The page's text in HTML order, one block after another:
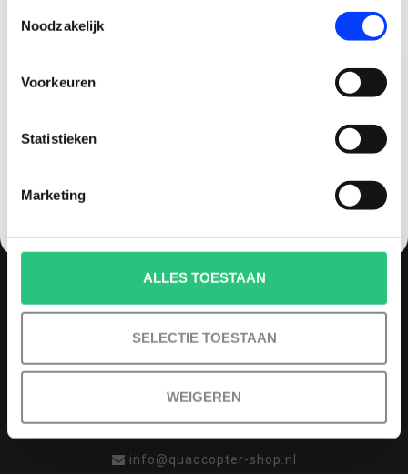
Noodzakelijk
Voorkeuren
Statistieken
Marketing
ALLES TOESTAAN
SELECTIE TOESTAAN
WEIGEREN
QUADCOPTER-SHOP
Contactgegevens
Haagsittarderweg 27
+31634786988
info@quadcopter-shop.nl